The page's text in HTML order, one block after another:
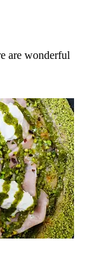
are wonderful